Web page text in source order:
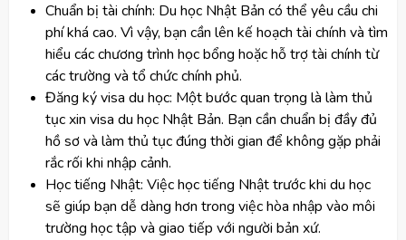
Chuẩn bị tài chính: Du học Nhật Bản có thể yêu cầu chi
phí khá cao. Vì vậy, bạn cần lên kế hoạch tài chính và tìm
hiểu các chương trình học bổng hoặc hỗ trợ tài chính từ
các trường và tổ chức chính phủ.
Đăng ký visa du học: Một bước quan trọng là làm thủ
tục xin visa du học Nhật Bản. Bạn cần chuẩn bị đầy đủ
hồ sơ và làm thủ tục đúng thời gian để không gặp phải
rắc rối khi nhập cảnh.
Học tiếng Nhật: Việc học tiếng Nhật trước khi du học
sẽ giúp bạn dễ dàng hơn trong việc hòa nhập vào môi
trường học tập và giao tiếp với người bản xứ.